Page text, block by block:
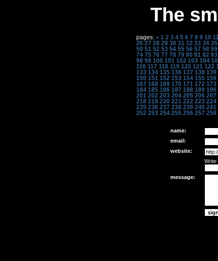
The
pages: « 1 2 3 4 5 6 7 8 9 10
26 27 28 29 30 31 32 33 34 35
50 51 52 53 54 55 56 57 58 59
74 75 76 77 78 79 80 81 82 83
98 99 100 101 102 103 104
116 117 118 119 120 121 122
133 134 135 136 137 138 139
150 151 152 153 154 155 156
167 168 169 170 171 172 173
184 185 186 187 188 189 190
201 202 203 204 205 206 207
218 219 220 221 222 223 224
235 236 237 238 239 240 241
252 253 254 255 256 257 258
name:
email:
website:
Write
message: